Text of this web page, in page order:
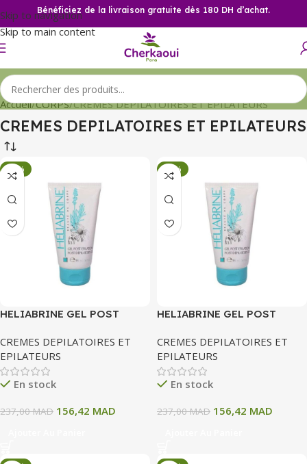
Skip to navigation
Skip to main content
Bénéficiez de la livraison gratuite dès 180 DH d’achat.
Accueil CORPS CREMES DEPILATOIRES ET EPILATEURS
CREMES DEPILATOIRES ET EPILATEURS
-34%
HELIABRINE GEL POST
CREMES DEPILATOIRES ET
EPILATEURS
En stock
237,00MAD 156,42 MAD
-34%
HELIABRINE GEL POST
CREMES DEPILATOIRES ET
EPILATEURS
En stock
237,00MAD 156,42 MAD